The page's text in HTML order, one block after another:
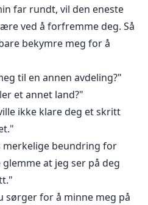
far rundt, vil den eneste
ved å forfremme deg. Så
bekymre meg for å
til en annen avdeling?"
et annet land?"
ikke klare deg et skritt
beundring for
at jeg ser på deg
sørger for å minne meg på